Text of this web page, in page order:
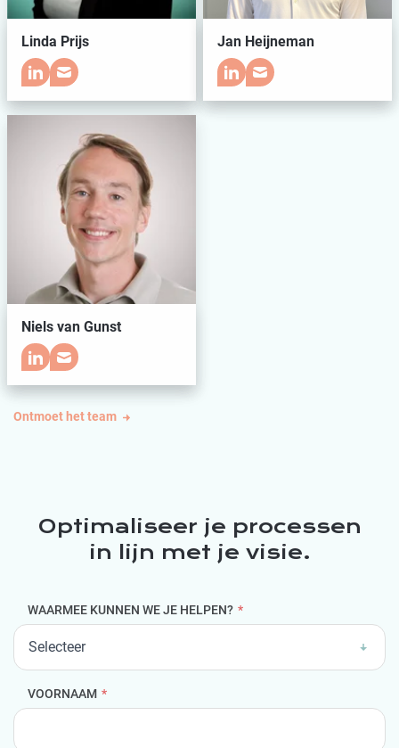
Linda Prijs Jan Heijneman
Niels van Gunst
Ontmoet het team
Optimaliseer je processen
in lijn met je visie.
WAARMEE KUNNEN WE JE HELPEN? *
VOORNAAM *